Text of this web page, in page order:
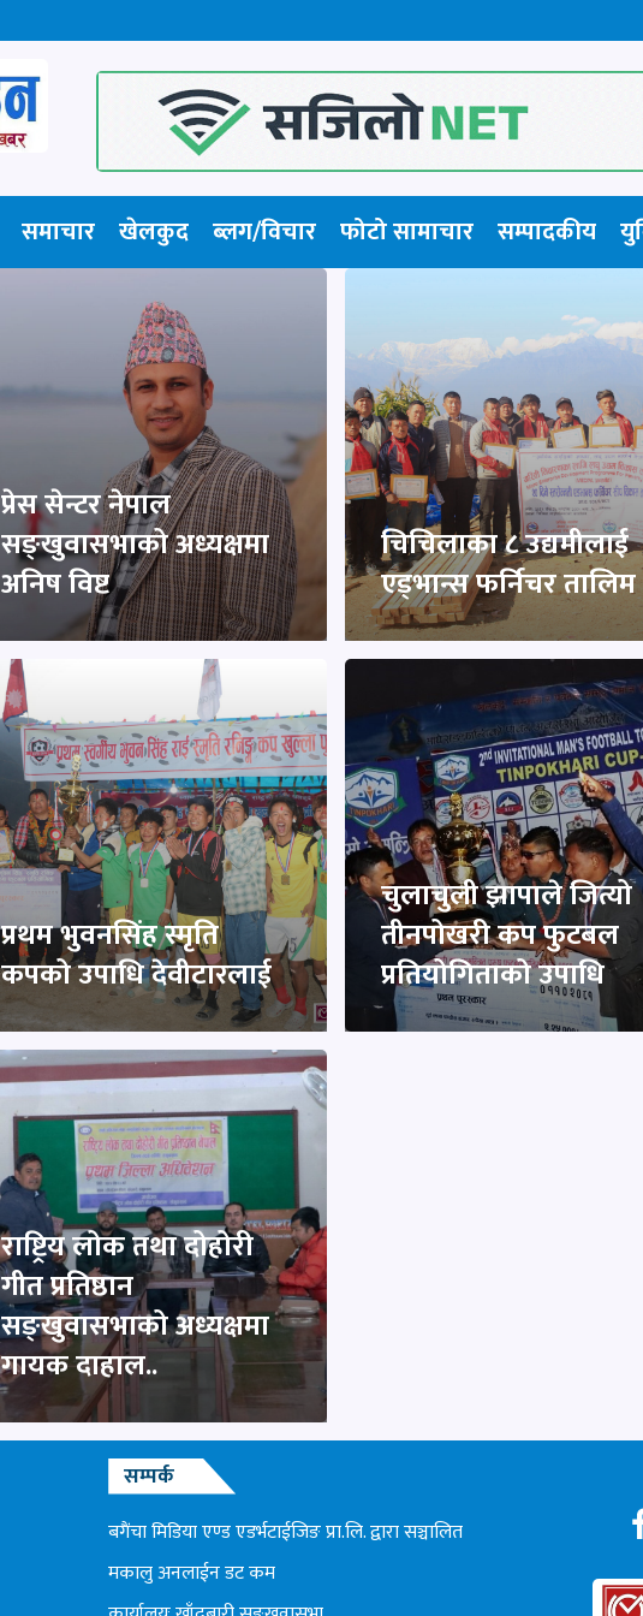
समाचार खेलकुद ब्लग/विचार फोटो सामाचार​ सम्पादकीय
प्रेस सेन्टर नेपाल
सङ्खुवासभाको अध्यक्षमा
अनिष विष्ट
चिचिलाका ८ उद्यमीलाई
एड्भान्स फर्निचर तालिम
प्रथम भुवनसिंह स्मृति
कपको उपाधि देवीटारलाई
चुलाचुली झापाले जित्यो
तीनपोखरी कप फुटबल
प्रतियोगिताको उपाधि
राष्ट्रिय लोक तथा दोहोरी
गीत प्रतिष्ठान
सङ्खुवासभाको अध्यक्षमा
गायक दाहाल..
सम्पर्क
बगैंचा मिडिया एण्ड एडर्भटाईजिङ प्रा.लि. द्वारा सञ्चालित
मकालु अनलाईन डट कम